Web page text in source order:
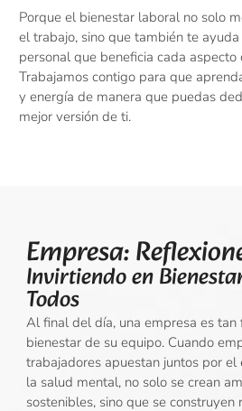
Porque el bienestar laboral no solo
el trabajo, sino que también te
personal que beneficia cada aspecto
Trabajamos contigo para que
y energía de manera que puedas
mejor versión de ti.
Empresa:
Invirtiendo en
Todos
Al final del día, una empresa es tan
bienestar de su equipo. Cuando
trabajadores apuestan juntos por
la salud mental, no solo se crean
sostenibles, sino que se construyen